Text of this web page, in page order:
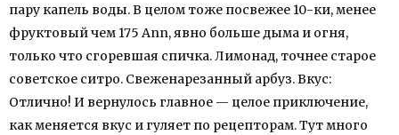
пару капель воды. В целом тоже посвежее 10-ки, менее
фруктовый чем 175 Ann, явно больше дыма и огня,
только что сгоревшая спичка. Лимонад, точнее старое
советское ситро. Свеженарезанный арбуз. Вкус:
Отлично! И вернулось главное — целое приключение,
как меняется вкус и гуляет по рецепторам. Тут много